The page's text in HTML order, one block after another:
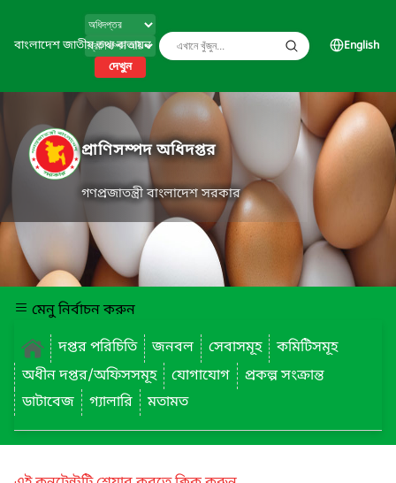
বাংলাদেশ জাতীয় তথ্য বাতায়ন
দেখুন
English
প্রাণিসম্পদ অধিদপ্তর
গণপ্রজাতন্ত্রী বাংলাদেশ সরকার
মেনু নির্বাচন করুন
দপ্তর পরিচিতি
জনবল সেবাসমূহ
কমিটিসমূহ
অধীন দপ্তর/অফিসসমূহ
যোগাযোগ
প্রকল্প সংক্রান্ত
ডাটাবেজ
গ্যালারি মতামত